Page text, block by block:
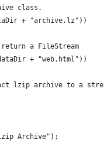
class.
+ "archive.lz"))
a FileStream
+ "web.html"))
lzip archive to a
Archive");